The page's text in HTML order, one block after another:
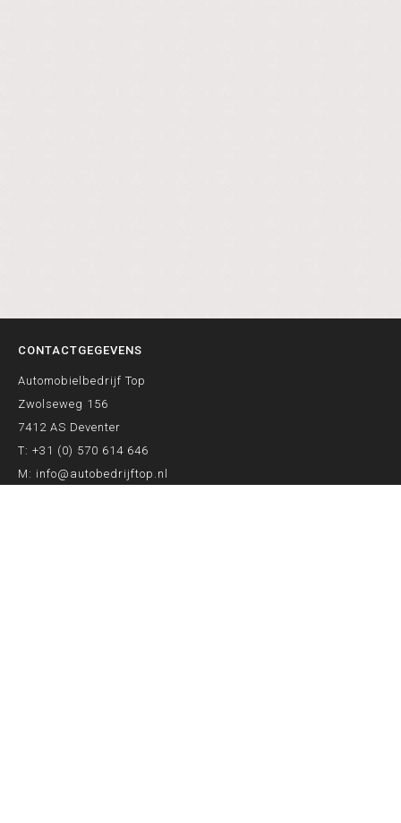
CONTACTGEGEVENS
Automobielbedrijf Top
Zwolseweg 156
7412 AS Deventer
T: +31 (0) 570 614 646
M: info@autobedrijftop.nl